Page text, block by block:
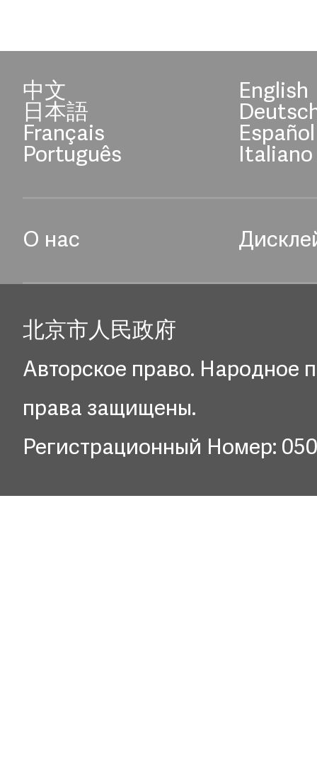
中文 English
日本語
Français Español
Português Italiano
О нас
北京市人民政府
Авторское право. Народное
права защищены.
Регистрационный Номер: